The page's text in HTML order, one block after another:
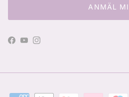
ANMÄL
Facebook
YouTube
Instagram